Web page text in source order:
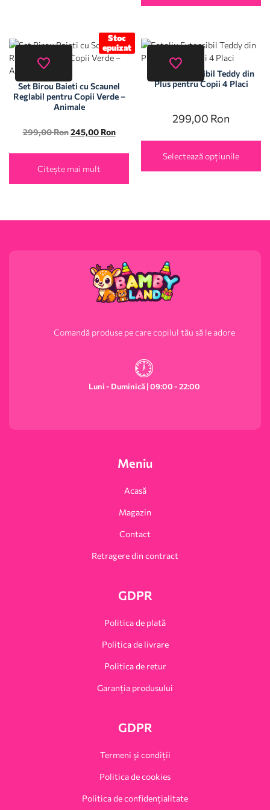
Stoc
epuizat
Set Birou Baieti cu Scaunel
Reglabil pentru Copii Verde –
Animale
299,00Ron 245,00 Ron
Citește mai mult
Fotoliu Extensibil Teddy din
Plus pentru Copii 4 Placi
299,00 Ron
Selectează opțiunile
Comandă produse pe care copilul tău să le adore
Luni - Duminică | 09:00 - 22:00
Meniu
Acasă
Magazin
Contact
Retragere din contract
GDPR
Politica de plată
Politica de livrare
Politica de retur
Garanția produsului
GDPR
Termeni și condiții
Politica de cookies
Politica de confidențialitate